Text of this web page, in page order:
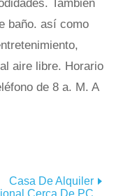
También
baño. así como
aire libre. Horario
de 8 a. M. A
Casa De Alquiler